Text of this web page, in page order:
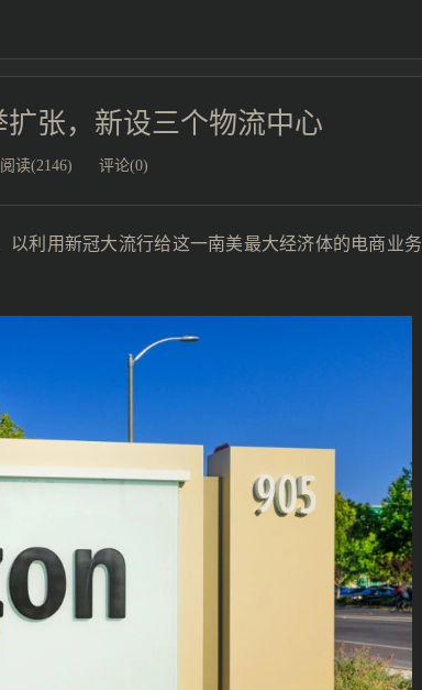
张，新设三个物流中心
阅读(2146) 评论(0)
利用新冠大流行给这一南美最大经济体的电商业务